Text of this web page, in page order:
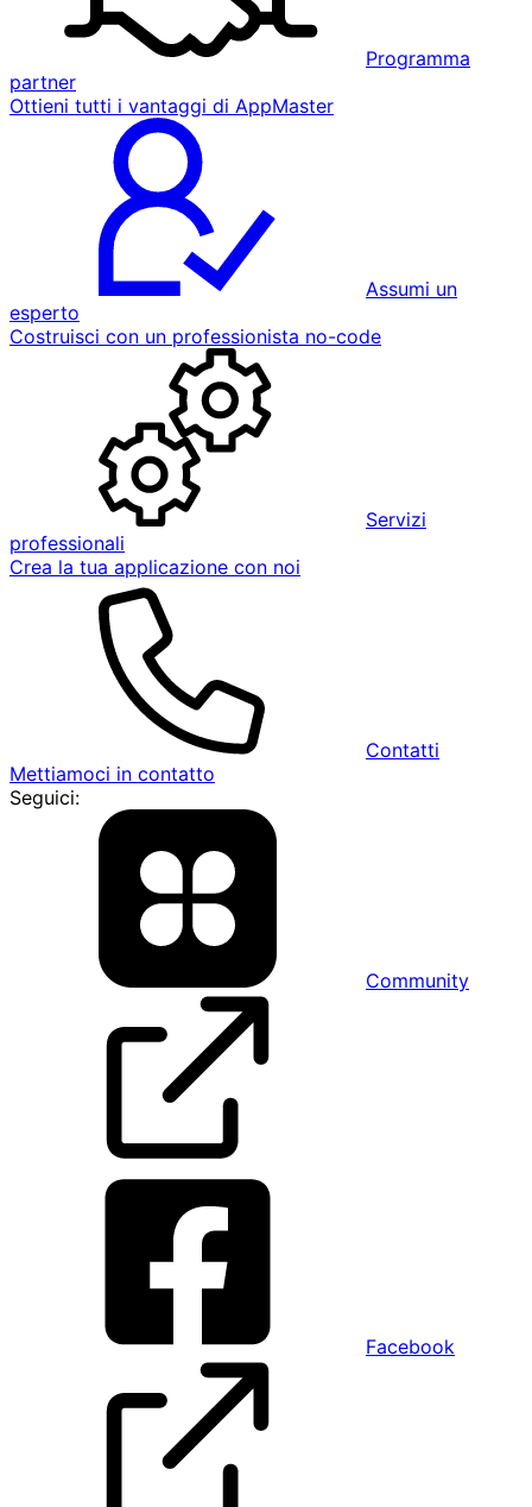
Programma
partner
Ottieni tutti i vantaggi di AppMaster
Assumi un
esperto
Costruisci con un professionista no-code
Servizi
professionali
Crea la tua applicazione con noi
Contatti
Mettiamoci in contatto
Seguici:
Community
Facebook